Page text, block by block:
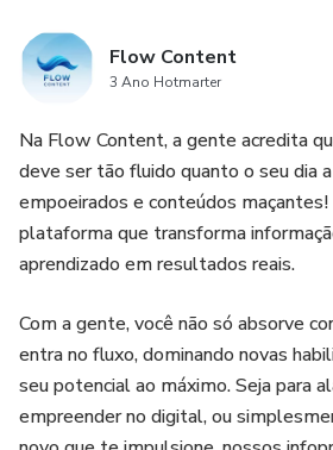
Flow Content
3 Ano Hotmarter
Na Flow Content, a gente acredita
deve ser tão fluido quanto o seu dia
empoeirados e conteúdos
plataforma que transforma
aprendizado em resultados reais.
Com a gente, você não só absorve
entra no fluxo, dominando novas
seu potencial ao máximo. Seja para
empreender no digital, ou